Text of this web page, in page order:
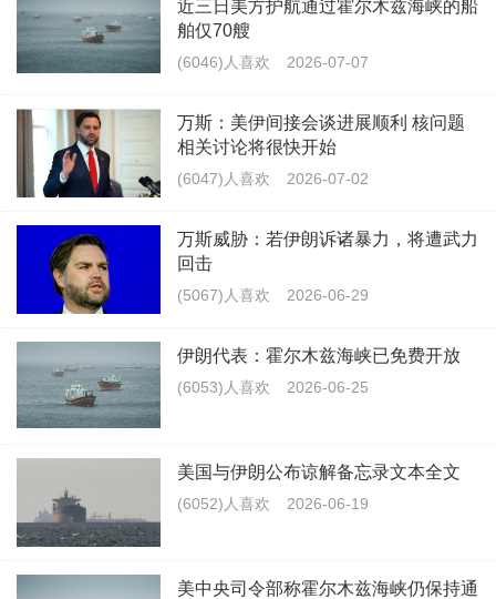
近三日美方护航通过霍尔木兹海峡的船
舶仅70艘
(6046)人喜欢 2026-07-07
万斯：美伊间接会谈进展顺利 核问题
相关讨论将很快开始
(6047)人喜欢 2026-07-02
万斯威胁：若伊朗诉诸暴力，将遭武力
回击
(5067)人喜欢 2026-06-29
伊朗代表：霍尔木兹海峡已免费开放
(6053)人喜欢 2026-06-25
美国与伊朗公布谅解备忘录文本全文
(6052)人喜欢 2026-06-19
美中央司令部称霍尔木兹海峡仍保持通